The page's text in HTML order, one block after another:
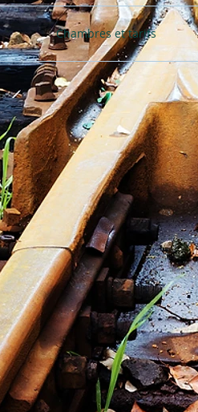
Chambres et tarifs